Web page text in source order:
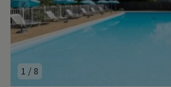
1 / 8